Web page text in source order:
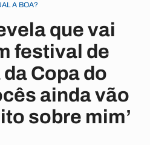
A BOA?
que vai
festival de
Copa do
ainda vão
sobre mim’